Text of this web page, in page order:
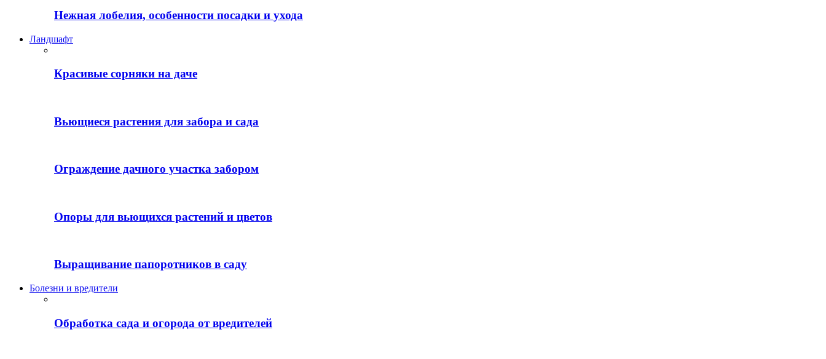
Нежная лобелия, особенности посадки и ухода
Ландшафт
Красивые сорняки на даче
Вьющиеся растения для забора и сада
Ограждение дачного участка забором
Опоры для вьющихся растений и цветов
Выращивание папоротников в саду
Болезни и вредители
Обработка сада и огорода от вредителей